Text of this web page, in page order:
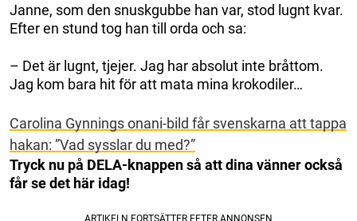
Janne, som den snuskgubbe han var, stod lugnt kvar.
Efter en stund tog han till orda och sa:
– Det är lugnt, tjejer. Jag har absolut inte bråttom.
Jag kom bara hit för att mata mina krokodiler…
Carolina Gynnings onani-bild får svenskarna att tappa
hakan: ”Vad sysslar du med?”
Tryck nu på DELA-knappen så att dina vänner också
får se det här idag!